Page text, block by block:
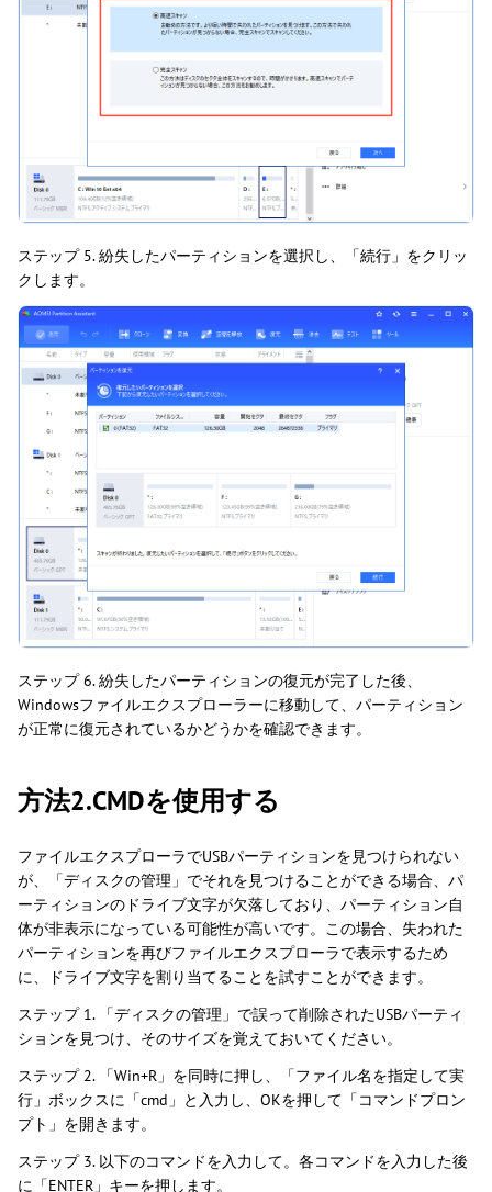
ステップ 5. 紛失したパーティションを選択し、「続行」をクリッ
クします。
ステップ 6. 紛失したパーティションの復元が完了した後、
Windowsファイルエクスプローラーに移動して、パーティション
が正常に復元されているかどうかを確認できます。
方法2.CMDを使用する
ファイルエクスプローラでUSBパーティションを見つけられない
が、「ディスクの管理」でそれを見つけることができる場合、パ
ーティションのドライブ文字が欠落しており、パーティション自
体が非表示になっている可能性が高いです。この場合、失われた
パーティションを再びファイルエクスプローラで表示するため
に、ドライブ文字を割り当てることを試すことができます。
ステップ 1. 「ディスクの管理」で誤って削除されたUSBパーティ
ションを見つけ、そのサイズを覚えておいてください。
ステップ 2. 「Win+R」を同時に押し、「ファイル名を指定して実
行」ボックスに「cmd」と入力し、OKを押して「コマンドプロン
プト」を開きます。
ステップ 3. 以下のコマンドを入力して。各コマンドを入力した後
に「ENTER」キーを押します。